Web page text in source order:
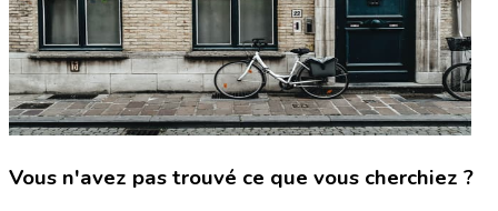
Vous n'avez pas trouvé ce que vous cherchiez ?